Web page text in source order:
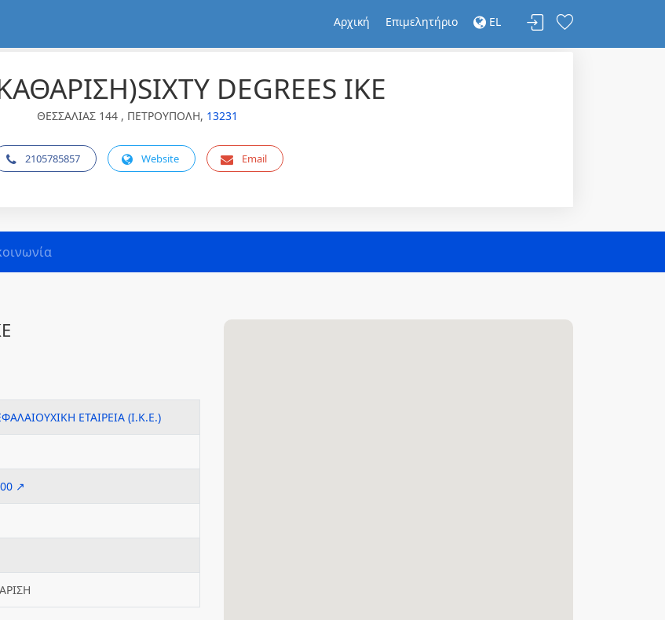
Αρχική Επιμελητήριο EL
DEGREES IKE
ΘΕΣΣΑΛΙΑΣ 144 , ΠΕΤΡΟΥΠΟΛΗ, 13231
2105785857 Website Email
ΕΤΑΙΡΕΙΑ (Ι.Κ.Ε.)
↗